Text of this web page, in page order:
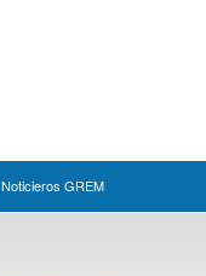
Noticieros GREM